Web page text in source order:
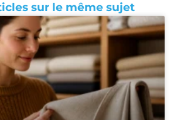
sur le même sujet